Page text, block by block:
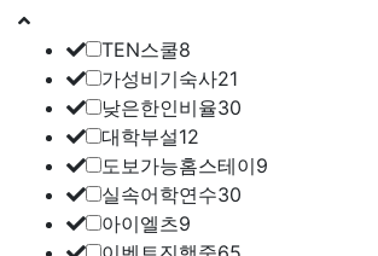
TEN스쿨8
가성비기숙사21
낮은한인비율30
대학부설12
도보가능홈스테이9
실속어학연수30
아이엘츠9